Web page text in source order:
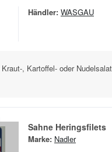
Händler: WASGAU
Kraut-, Kartoffel- oder
Sahne Heringsfilets
Marke: Nadler